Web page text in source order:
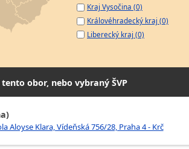
Kraj Vysočina (0)
Královéhradecký kraj (0)
Liberecký kraj (0)
obor, nebo vybraný ŠVP
Aloyse Klara, Vídeňská 756/28, Praha 4 - Krč